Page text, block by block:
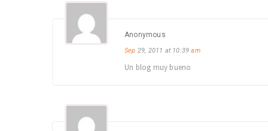
Anonymous
Sep 29, 2011 at 10:39am
Un blog muy bueno